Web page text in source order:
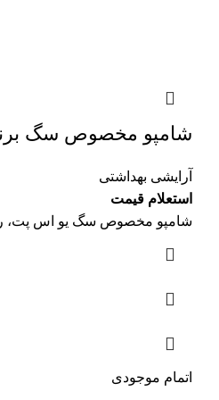
شامپو مخصوص سگ برند یو
آرایشی بهداشتی
استعلام قیمت
شامپو مخصوص سگ یو اس پت، رایحه سیب
اتمام موجودی